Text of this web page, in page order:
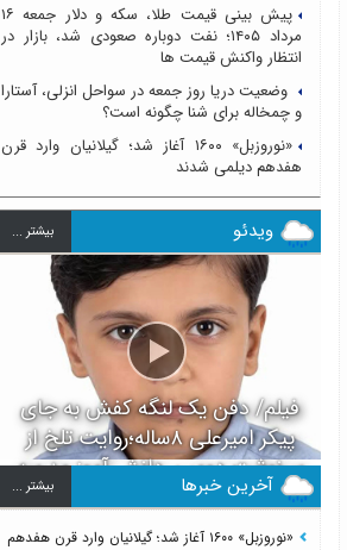
پیش بینی قیمت طلا، سکه و دلار جمعه ۱۶
مرداد ۱۴۰۵؛ نفت دوباره صعودی شد، بازار در
انتظار واکنش قیمت ها
وضعیت دریا روز جمعه در سواحل انزلی، آستارا
و چمخاله برای شنا چگونه است؟
«نوروزبل» ۱۶۰۰ آغاز شد؛ گیلانیان وارد قرن
هفدهم دیلمی شدند
ویدئو بيشتر ...
فیلم/ دفن یک لنگه کفش به جای
پیکر امیرعلی ۸ساله؛روایت تلخ از
سرنوشت دومین دانش آموز مدرسه
میناب بعد از ماکان
آخرین خبرها بيشتر ...
«نوروزبل» ۱۶۰۰ آغاز شد؛ گیلانیان وارد قرن هفدهم